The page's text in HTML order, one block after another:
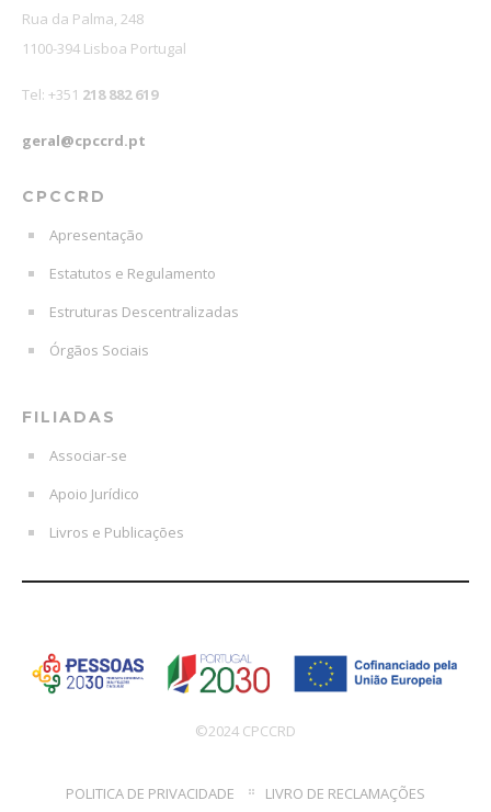
Rua da Palma, 248
1100-394 Lisboa Portugal
Tel: +351 218 882 619
geral@cpccrd.pt
CPCCRD
Apresentação
Estatutos e Regulamento
Estruturas Descentralizadas
Órgãos Sociais
FILIADAS
Associar-se
Apoio Jurídico
Livros e Publicações
©2024 CPCCRD
POLITICA DE PRIVACIDADE LIVRO DE RECLAMAÇÕES